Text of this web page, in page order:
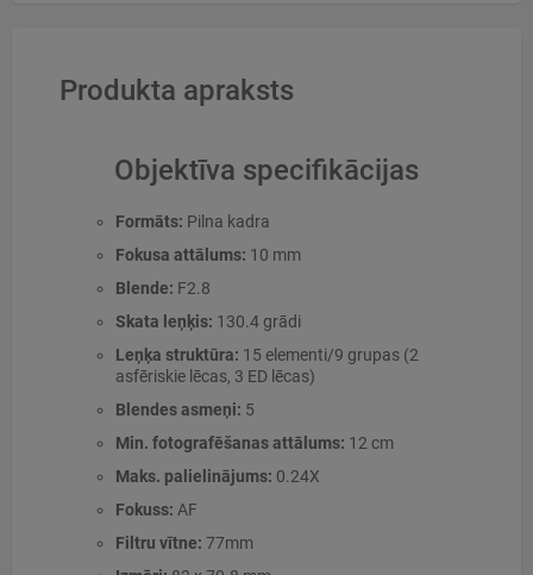
Produkta apraksts
Objektīva specifikācijas
Formāts: Pilna kadra
Fokusa attālums: 10 mm
Blende: F2.8
Skata leņķis: 130.4 grādi
Leņķa struktūra: 15 elementi/9 grupas (2
asfēriskie lēcas, 3 ED lēcas)
Blendes asmeņi: 5
Min. fotografēšanas attālums: 12 cm
Maks. palielinājums: 0.24X
Fokuss: AF
Filtru vītne: 77mm